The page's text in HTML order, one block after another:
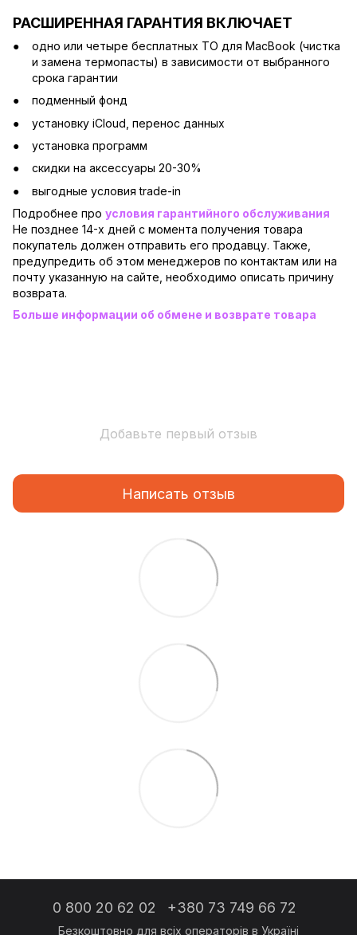
РАСШИРЕННАЯ ГАРАНТИЯ ВКЛЮЧАЕТ
одно или четыре бесплатных ТО для MacBook (чистка
и замена термопасты) в зависимости от выбранного
срока гарантии
подменный фонд
установку iCloud, перенос данных
установка программ
скидки на аксессуары 20-30%
выгодные условия trade-in
Подробнее про условия гарантийного обслуживания
Не позднее 14-х дней с момента получения товара
покупатель должен отправить его продавцу. Также,
предупредить об этом менеджеров по контактам или на
почту указанную на сайте, необходимо описать причину
возврата.
Больше информации об обмене и возврате товара
Добавьте первый отзыв
Написать отзыв
0 800 20 62 02 +380 73 749 66 72